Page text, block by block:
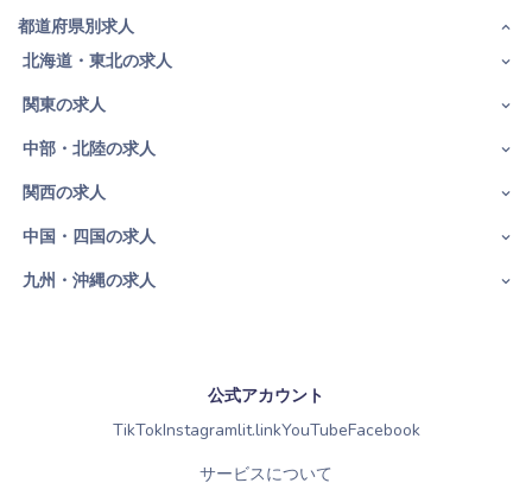
都道府県別求人
北海道・東北の求人
関東の求人
中部・北陸の求人
関西の求人
中国・四国の求人
九州・沖縄の求人
公式アカウント
TikTokInstagramlit.linkYouTubeFacebook
サービスについて